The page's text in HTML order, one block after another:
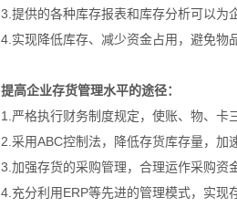
3.提供的各种库存报表和库存分析可以为
4.实现降低库存、减少资金占用，避免物
提高企业存货管理水平的途径：
1.严格执行财务制度规定，使账、物、卡
2.采用ABC控制法，降低存货库存量，加
3.加强存货的采购管理，合理运作采购资
4.充分利用ERP等先进的管理模式，实现